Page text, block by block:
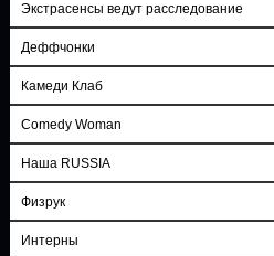
Экстрасенсы ведут расследование
Деффчонки
Камеди Клаб
Comedy Woman
Наша RUSSIA
Физрук
Интерны